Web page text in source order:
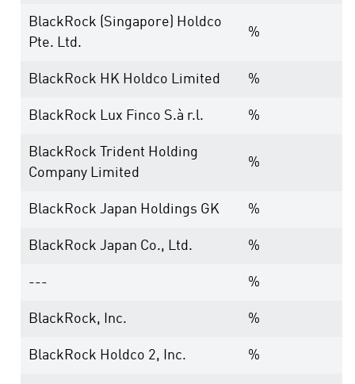
BlackRock (Singapore) Holdco
Pte. Ltd.
%
BlackRock HK Holdco Limited %
BlackRock Lux Finco S.à r.l. %
BlackRock Trident Holding
Company Limited
%
BlackRock Japan Holdings GK %
BlackRock Japan Co., Ltd. %
--- %
BlackRock, Inc. %
BlackRock Holdco 2, Inc. %